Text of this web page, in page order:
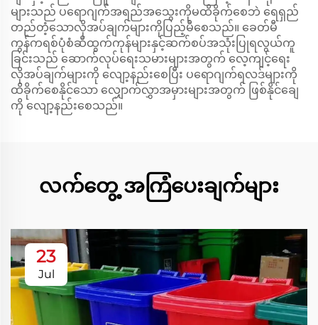
များသည် ပရောဂျက်အရည်အသွေးကိုမထိခိုက်စေဘဲ ရေရှည်
တည်တံ့သောလိုအပ်ချက်များကိုပြည့်မီစေသည်။ ခေတ်မီ
ကွန်ကရစ်ပုံစံဆီထွက်ကုန်များနှင့်ဆက်စပ်အသုံးပြုရလွယ်ကူ
ခြင်းသည် ဆောက်လုပ်ရေးသမားများအတွက် လေ့ကျင့်ရေး
လိုအပ်ချက်များကို လျော့နည်းစေပြီး ပရောဂျက်ရလဒ်များကို
ထိခိုက်စေနိုင်သော လျှောက်လွှာအမှားများအတွက် ဖြစ်နိုင်ချေ
ကို လျော့နည်းစေသည်။
လက်တွေ့ အကြံပေးချက်များ
23
Jul